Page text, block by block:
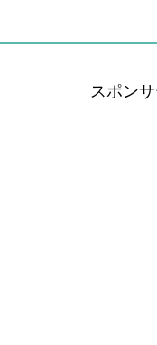
スポン